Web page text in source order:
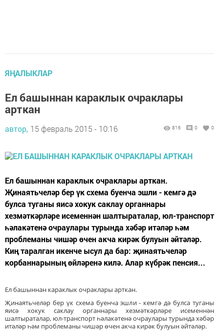
ЯҢАЛЫКЛАР
Ел башыннан караклык очраклары
арткан
автор, 15 февраль 2015 - 10:16 816 0 0
Ел башыннан караклык очраклары арткан.
Җинаятьчеләр бер үк схема буенча эшли - кемгә дә
булса туганы яисә хокук саклау органнары
хезмәткәрләре исеменнән шалтыраталар, юл-транспорт
һәлакәтенә очраулары турында хәбәр итәләр һәм
проблеманы чишәр өчен акча кирәк булуын әйтәләр.
Киң таралган икенче ысул да бар: җинаятьчеләр
корбаннарының өйләренә килә. Алар күбрәк пенсия...
Ел башыннан караклык очраклары арткан.
Җинаятьчеләр бер үк схема буенча эшли - кемгә дә булса туганы
яисә хокук саклау органнары хезмәткәрләре исеменнән
шалтыраталар, юл-транспорт һәлакәтенә очраулары турында хәбәр
итәләр һәм проблеманы чишәр өчен акча кирәк булуын әйтәләр.